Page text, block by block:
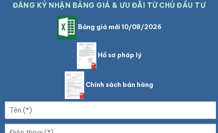
ĐĂNG KÝ NHẬN BẢNG GIÁ & ƯU ĐÃI TỪ CHỦ ĐẦU TƯ
Bảng giá mới 10/08/2026
Hồ sơ pháp lý
Chính sách bán hàng